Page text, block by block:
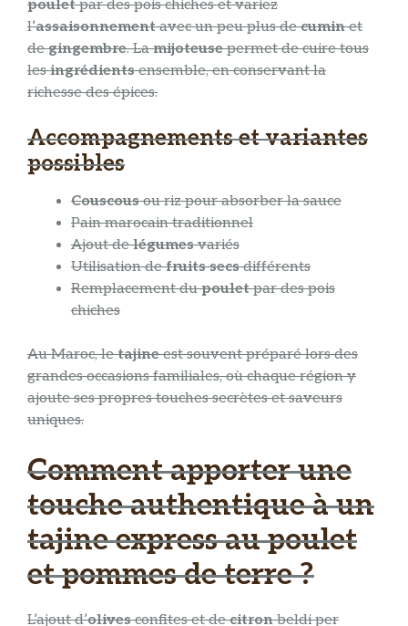
pouletpar des pois chiches et variez
l’assaisonnementavec un peu plus decuminet
degingembre. Lamijoteusepermet de cuire tous
lesingrédientsensemble, en conservant la
richesse des épices.
Accompagnements et variantes
possibles
Couscousou riz pour absorber la sauce
Pain marocain traditionnel
Ajout delégumesvariés
Utilisation defruits secsdifférents
Remplacement dupouletpar des pois
chiches
Au Maroc, letajineest souvent préparé lors des
grandes occasions familiales, où chaque région y
ajoute ses propres touches secrètes et saveurs
uniques.
Comment apporter une
touche authentique à un
tajine express au poulet
et pommes de terre ?
L’ajout d’olivesconfites et decitronbeldi per